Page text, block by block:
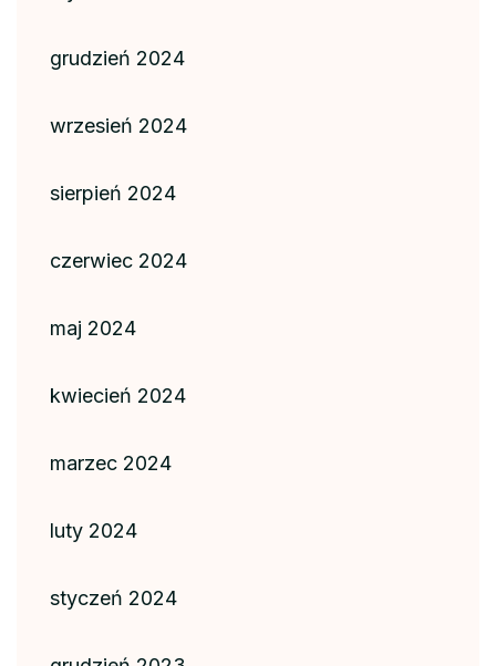
grudzień 2024
wrzesień 2024
sierpień 2024
czerwiec 2024
maj 2024
kwiecień 2024
marzec 2024
luty 2024
styczeń 2024